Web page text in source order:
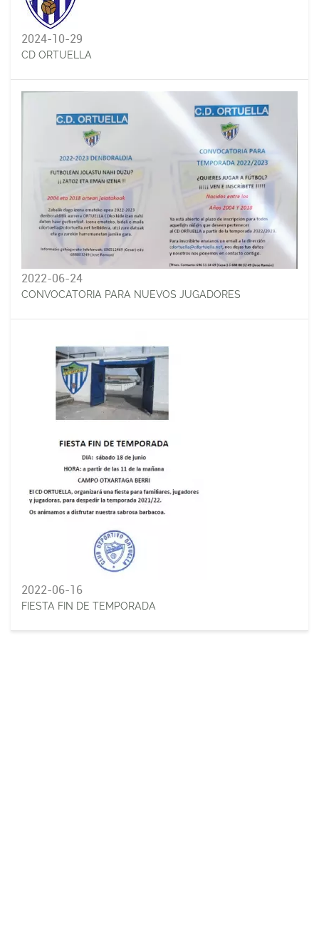
2024-10-29
CD ORTUELLA
2022-06-24
CONVOCATORIA PARA NUEVOS JUGADORES
2022-06-16
FIESTA FIN DE TEMPORADA